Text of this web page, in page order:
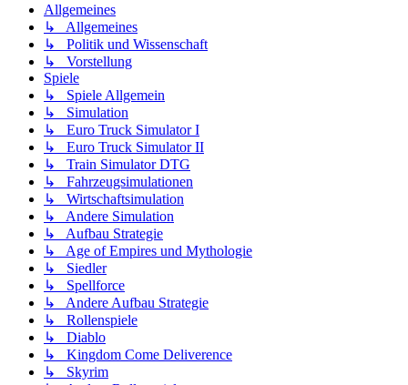
Allgemeines
↳ Allgemeines
↳ Politik und Wissenschaft
↳ Vorstellung
Spiele
↳ Spiele Allgemein
↳ Simulation
↳ Euro Truck Simulator I
↳ Euro Truck Simulator II
↳ Train Simulator DTG
↳ Fahrzeugsimulationen
↳ Wirtschaftsimulation
↳ Andere Simulation
↳ Aufbau Strategie
↳ Age of Empires und Mythologie
↳ Siedler
↳ Spellforce
↳ Andere Aufbau Strategie
↳ Rollenspiele
↳ Diablo
↳ Kingdom Come Deliverence
↳ Skyrim